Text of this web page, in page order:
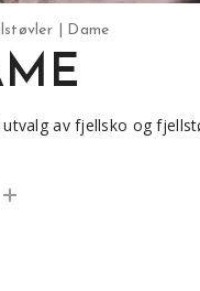
Dame
av fjellsko og
beste er godt nok og